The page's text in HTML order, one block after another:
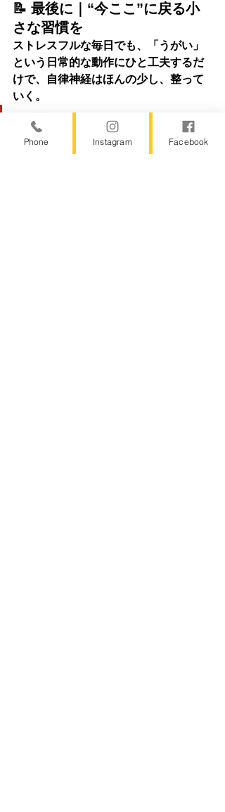
📝 最後に｜“今ここ”に戻る小
さな習慣を
ストレスフルな毎日でも、「うがい」
という 日常的な動作にひと工夫するだ
けで、
自律神経はほんの少し、整って
いく 。
💬「整える」って、がんばるこ
とじゃない。ゆるめること、や
Phone Instagram Facebook